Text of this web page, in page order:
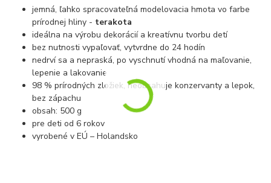
jemná, ľahko spracovateľná modelovacia hmota vo farbe
prírodnej hliny - terakota
ideálna na výrobu dekorácií a kreatívnu tvorbu detí
bez nutnosti vypaľovať, vytvrdne do 24 hodín
nedrví sa a nepraská, po vyschnutí vhodná na maľovanie,
lepenie a lakovanie
98 % prírodných zložiek, neobsahuje konzervanty a lepok,
bez zápachu
obsah: 500 g
pre deti od 6 rokov
vyrobené v EÚ – Holandsko